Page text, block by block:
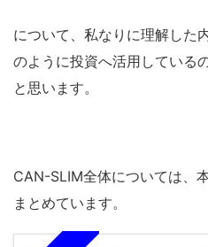
について、私なりに理解した
のように投資へ活用している
と思います。
CAN-SLIM全体については、
まとめています。